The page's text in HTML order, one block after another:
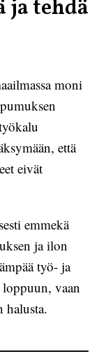
ja tehdä
moni
että
eivät
emmekä
ja ilon
työ- ja
vaan
halusta.